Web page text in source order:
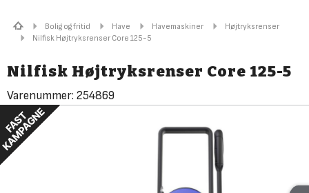
Bolig og fritid Have Havemaskiner
Højtryksrenser
Nilfisk Højtryksrenser Core 125-5
Nilfisk Højtryksrenser Core 125-5
Varenummer: 254869